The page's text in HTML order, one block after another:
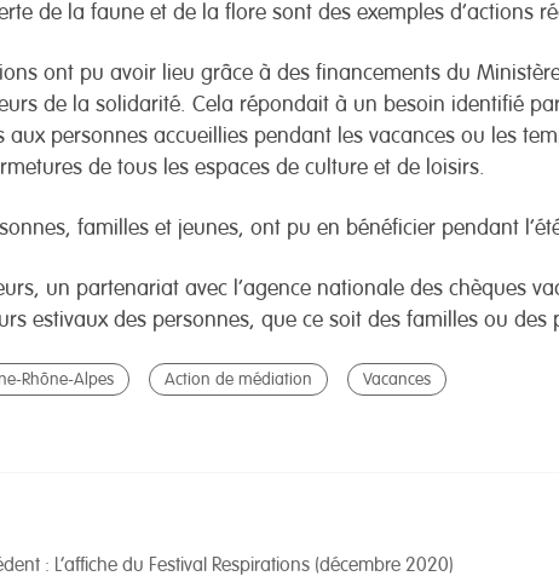
de la faune et de la flore sont des exemples d’actions
ont pu avoir lieu grâce à des financements du
de la solidarité. Cela répondait à un besoin identifié
aux personnes accueillies pendant les vacances ou les
de tous les espaces de culture et de loisirs.
familles et jeunes, ont pu en bénéficier pendant
un partenariat avec l’agence nationale des chèques
estivaux des personnes, que ce soit des familles ou des
Rhône-Alpes Action de médiation Vacances
: L’affiche du Festival Respirations (décembre 2020)